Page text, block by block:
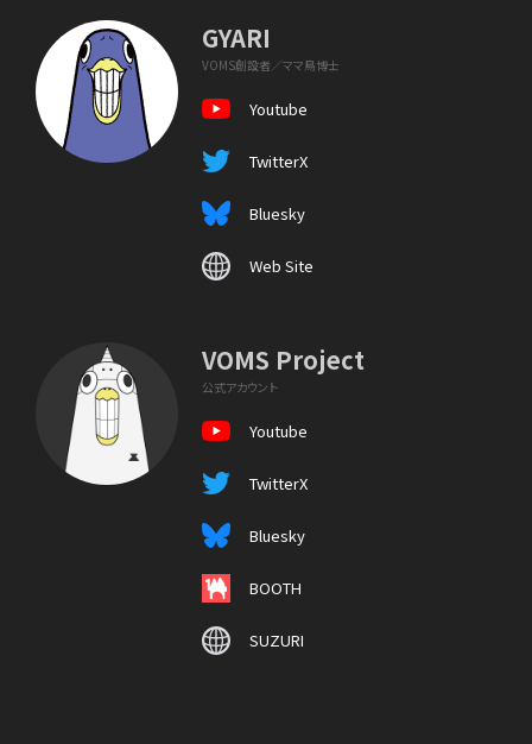
GYARI
VOMS創設者／ママ鳥博士
Youtube
TwitterX
Bluesky
Web Site
VOMS Project
公式アカウント
Youtube
TwitterX
Bluesky
BOOTH
SUZURI